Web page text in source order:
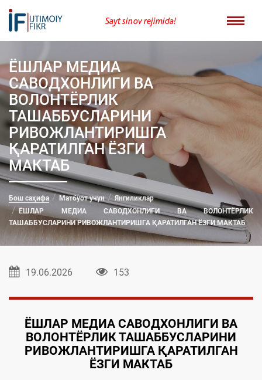
Sayt sinov rejimida!
ЁШЛАР МЕДИА
САВОДХОНЛИГИ ВА
ВОЛОНТЁРЛИК
ТАШАББУСЛАРИНИ
РИВОЖЛАНТИРИШГА
ҚАРАТИЛГАН ЁЗГИ
МАКТАБ
Бош саҳифа Матбуот учун
Янгиликлар
ЁШЛАР МЕДИА САВОДХОНЛИГИ ВА ВОЛОНТЁРЛИК
ТАШАББУСЛАРИНИ РИВОЖЛАНТИРИШГА ҚАРАТИЛГАН ЁЗГИ МАКТАБ
19.06.2026 153
ЁШЛАР МЕДИА САВОДХОНЛИГИ ВА
ВОЛОНТЁРЛИК ТАШАББУСЛАРИНИ
РИВОЖЛАНТИРИШГА ҚАРАТИЛГАН
ЁЗГИ МАКТАБ